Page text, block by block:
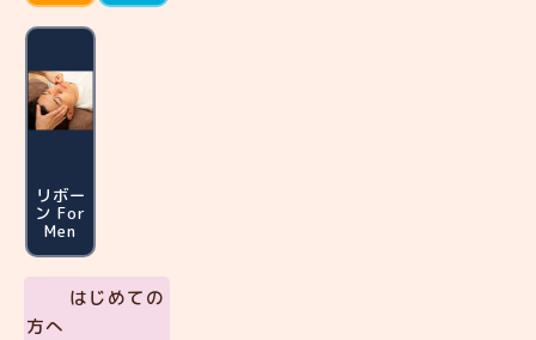
リボー
ン For
Men
はじめての
方へ